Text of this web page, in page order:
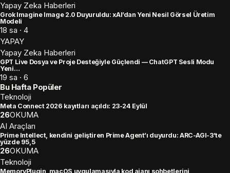
Yapay Zeka Haberleri
Grok Imagine Image 2.0 Duyuruldu: xAI’dan Yeni Nesil Görsel Üretim
Modeli
18 sa · 4
YAPAY
Yapay Zeka Haberleri
GPT Live Dosya ve Proje Desteğiyle Güçlendi — ChatGPT Sesli Modu
Yeni…
19 sa · 6
Bu Hafta Popüler
Teknoloji
Meta Connect 2026 kayıtları açıldı: 23-24 Eylül
26OKUMA
AI Araçları
Prime Intellect, kendini geliştiren Prime Agent’ı duyurdu: ARC-AGI-3’te
yüzde 95,5
26OKUMA
Teknoloji
MemoryPlugin, macOS uygulamasıyla kod ajanı sohbetlerini